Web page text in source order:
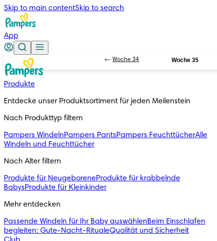
Skip to main contentSkip to search
App
Produkte
Entdecke unser Produktsortiment für jeden Meilenstein
Nach Produkttyp filtern
Pampers WindelnPampers PantsPampers FeuchttücherAlle
Windeln und Feuchttücher
Nach Alter filtern
Produkte für NeugeboreneProdukte für krabbelnde
BabysProdukte für Kleinkinder
Mehr entdecken
Passende Windeln für Ihr Baby auswählenBeim Einschlafen
begleiten: Gute-Nacht-RitualeQualität und Sicherheit
Woche 34 Woche 35